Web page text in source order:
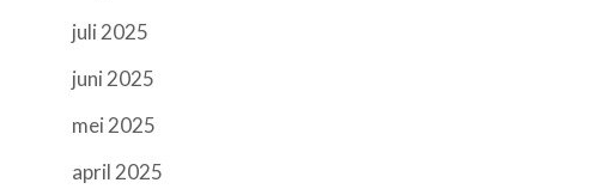
juli 2025
juni 2025
mei 2025
april 2025